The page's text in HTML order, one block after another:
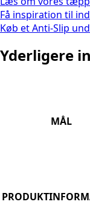
Få inspiration til
Køb et Anti-Slip
Yderligere
MÅL